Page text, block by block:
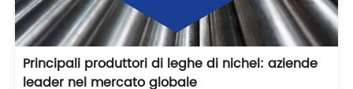
Principali produttori di leghe di nichel: aziende
leader nel mercato globale